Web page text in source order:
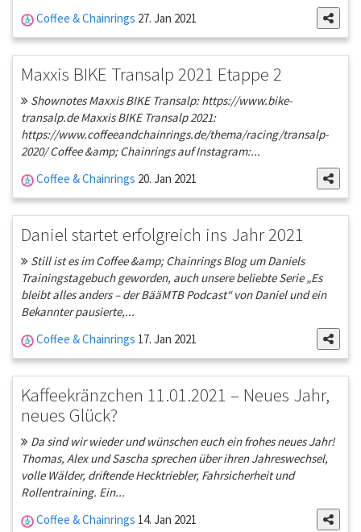
Coffee & Chainrings 27. Jan 2021
Maxxis BIKE Transalp 2021 Etappe 2
Shownotes Maxxis BIKE Transalp: https://www.bike-
transalp.de Maxxis BIKE Transalp 2021:
https://www.coffeeandchainrings.de/thema/racing/transalp-
2020/ Coffee &amp; Chainrings auf Instagram:...
Coffee & Chainrings 20. Jan 2021
Daniel startet erfolgreich ins Jahr 2021
Still ist es im Coffee &amp; Chainrings Blog um Daniels
Trainingstagebuch geworden, auch unsere beliebte Serie „Es
bleibt alles anders – der BääMTB Podcast“ von Daniel und ein
Bekannter pausierte,...
Coffee & Chainrings 17. Jan 2021
Kaffeekränzchen 11.01.2021 – Neues Jahr,
neues Glück?
Da sind wir wieder und wünschen euch ein frohes neues Jahr!
Thomas, Alex und Sascha sprechen über ihren Jahreswechsel,
volle Wälder, driftende Hecktriebler, Fahrsicherheit und
Rollentraining. Ein...
Coffee & Chainrings 14. Jan 2021